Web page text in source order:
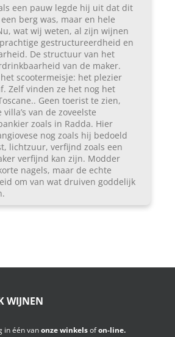
een pauw legde hij uit dat dit
berg was, maar en hele
wat wij weten, al zijn wijnen
gestructureerdheid en
De structuur van het
van de maker.
scootermeisje: het plezier
Zelf vinden ze het nog het
Geen toerist te zien,
van de zoveelste
zoals in Radda. Hier
nog zoals hij bedoeld
lichtzuur, verfijnd zoals een
verfijnd kan zijn. Modder
nagels, maar de echte
om van wat druiven goddelijk
WIJNEN
in één vanonze winkelsofon-line.